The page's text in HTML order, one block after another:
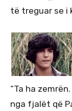
të treguar se i
“Ta ha
nga fjalët që